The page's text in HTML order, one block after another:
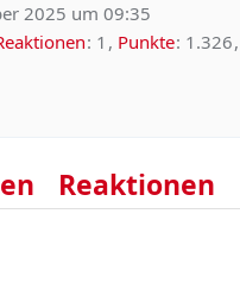
2025 um 09:35
1 Punkte 1.326
Reaktionen